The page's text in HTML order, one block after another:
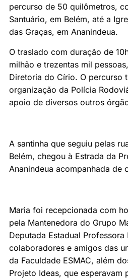
percurso de 50 quilômetros,
Santuário, em Belém, até a
das Graças, em Ananindeua.
O traslado com duração de
milhão e trezentas mil
Diretoria do Círio. O percurso
organização da Polícia
apoio de diversos outros
A santinha que seguiu pelas
Belém, chegou à Estrada da
Ananindeua acompanhada de
Maria foi recepcionada com
pela Mantenedora do Grupo
Deputada Estadual
colaboradores e amigos das
da Faculdade ESMAC, além
Projeto Ideas, que esperavam